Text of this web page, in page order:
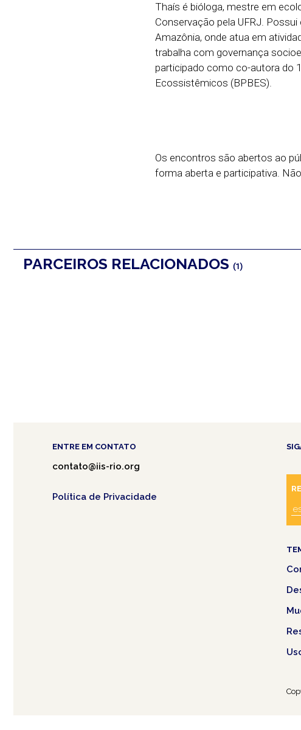
Thaís é bióloga, mestre em
Conservação pela UFRJ.
Amazônia, onde atua em
trabalha com governança
participado como co-autora do
Ecossistêmicos (BPBES).
Os encontros são abertos ao
forma aberta e participativa.
PARCEIROS RELACIONADOS (1)
ENTRE EM CONTATO
contato@iis-rio.org
Política de Privacidade